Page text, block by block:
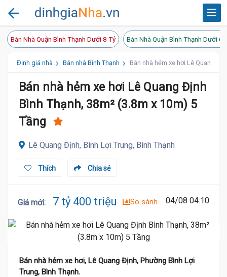
Bán Nhà Quận Bình Thạnh Dưới 8 Tỷ Bán Nhà Quận Bình Thạnh Dưới 6
Định giá nhà Bán nhà Bình Thạnh Bán nhà hẻm xe hơi Lê Quang
Bán nhà hẻm xe hơi Lê Quang Định
Bình Thạnh, 38m² (3.8m x 10m) 5
Tầng
Lê Quang Định, Bình Lợi Trung, Bình Thạnh
Chia sẻ
Thích
Giá mới: 7 tỷ 400 triệu So sánh 04/08 04:10
Bán nhà hẻm xe hơi, Lê Quang Định, Phường Bình Lợi
Trung, Bình Thạnh.